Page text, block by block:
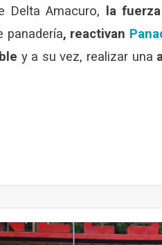
Delta Amacuro, la
panadería, reactivan
y a su vez, realizar una